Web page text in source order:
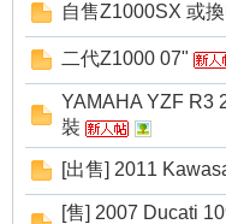
自售Z1000SX 或
二代Z1000 07"
YAMAHA YZF R3
裝
[出售] 2011
[售] 2007 Ducati